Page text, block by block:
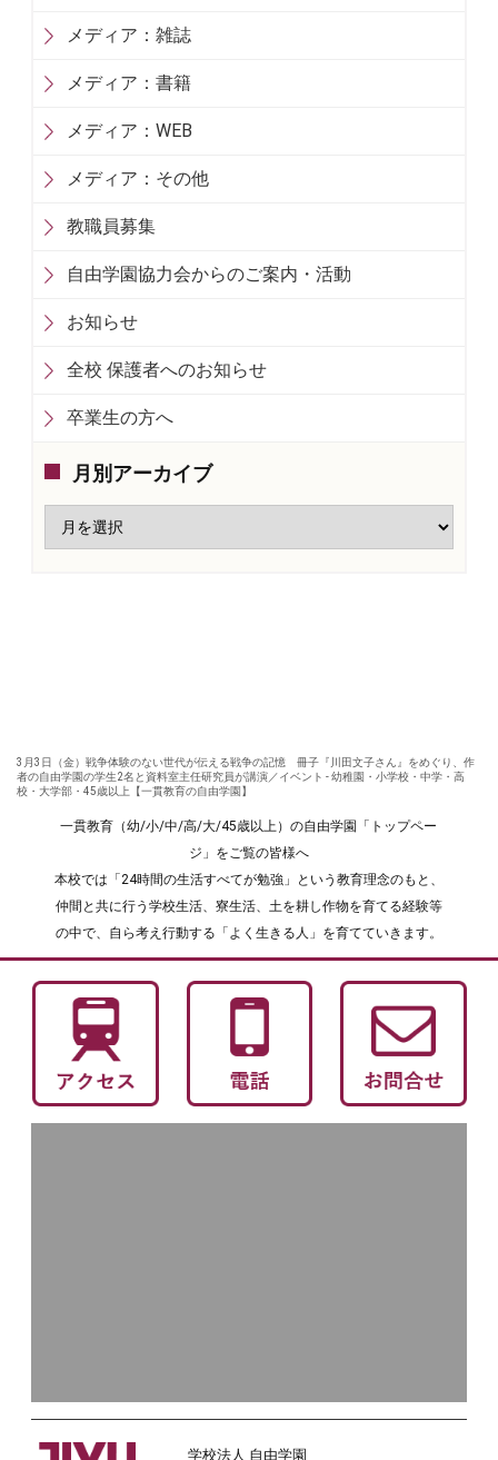
メディア：雑誌
メディア：書籍
メディア：WEB
メディア：その他
教職員募集
自由学園協力会からのご案内・活動
お知らせ
全校 保護者へのお知らせ
卒業生の方へ
月別アーカイブ
3月3日（金）戦争体験のない世代が伝える戦争の記憶 冊子『川田文子さん』をめぐり、作
者の自由学園の学生2名と資料室主任研究員が講演／イベント - 幼稚園・小学校・中学・高
校・大学部・45歳以上【一貫教育の自由学園】
一貫教育（幼/小/中/高/大/45歳以上）の自由学園「トップペー
ジ」をご覧の皆様へ
本校では「24時間の生活すべてが勉強」という教育理念のもと、
仲間と共に行う学校生活、寮生活、土を耕し作物を育てる経験等
の中で、自ら考え行動する「よく生きる人」を育てていきます。
学校法人 自由学園